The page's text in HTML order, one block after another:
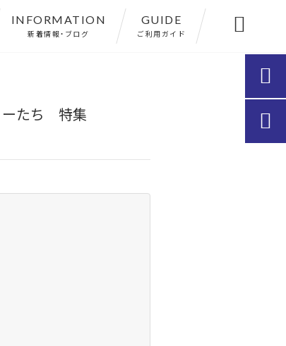
INFORMATION
新着情報・ブログ
GUIDE
ご利用ガイド 
ーたち 特集

